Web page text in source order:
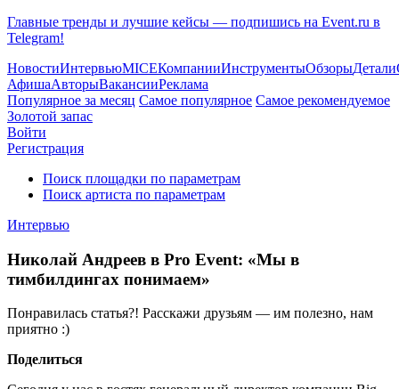
Главные тренды и лучшие кейсы — подпишись на Event.ru в
Telegram!
НовостиИнтервьюMICEКомпанииИнструментыОбзорыДетали
АфишаАвторыВакансииРеклама
Популярное за месяц Самое популярное Самое рекомендуемое
Золотой запас
Войти
Регистрация
Поиск площадки по параметрам
Поиск артиста по параметрам
Интервью
Николай Андреев в Pro Event: «Мы в
тимбилдингах понимаем»
Понравилась статья?! Расскажи друзьям — им полезно, нам
приятно :)
Поделиться